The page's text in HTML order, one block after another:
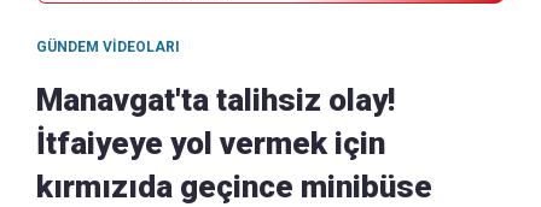
GÜNDEM VIDEOLARI
Manavgat'ta talihsiz olay!
İtfaiyeye yol vermek için
kırmızıda geçince minibüse